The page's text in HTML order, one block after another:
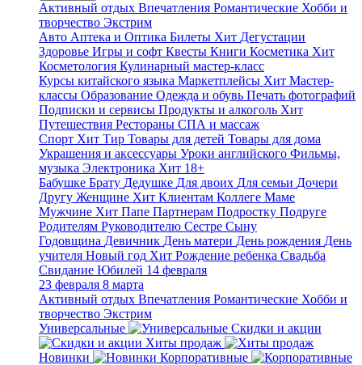
Активный отдых Впечатления Романтические Хобби и
творчество Экстрим
Авто Аптека и Оптика Билеты Хит Дегустации
Здоровье Игры и софт Квесты Книги Косметика Хит
Косметология Кулинарный мастер-класс
Курсы китайского языка Маркетплейсы Хит Мастер-
классы Образование Одежда и обувь Печать фотографий
Подписки и сервисы Продукты и алкоголь Хит
Путешествия Рестораны СПА и массаж
Спорт Хит Тир Товары для детей Товары для дома
Украшения и аксессуары Уроки английского Фильмы,
музыка Электроника Хит 18+
Бабушке Брату Дедушке Для двоих Для семьи Дочери
Другу Женщине Хит Клиентам Коллеге Маме
Мужчине Хит Папе Партнерам Подростку Подруге
Родителям Руководителю Сестре Сыну
Годовщина Девичник День матери День рождения День
учителя Новый год Хит Рождение ребенка Свадьба
Свидание Юбилей 14 февраля
23 февраля 8 марта
Активный отдых Впечатления Романтические Хобби и
творчество Экстрим
Универсальные
Скидки и акции
Хиты продаж
Новинки
Корпоративные